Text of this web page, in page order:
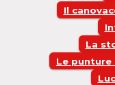
Il
La
Le punture